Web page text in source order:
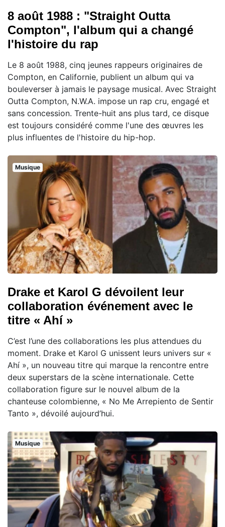
8 août 1988 : "Straight Outta
Compton", l'album qui a changé
l'histoire du rap
Le 8 août 1988, cinq jeunes rappeurs originaires de
Compton, en Californie, publient un album qui va
bouleverser à jamais le paysage musical. Avec Straight
Outta Compton, N.W.A. impose un rap cru, engagé et
sans concession. Trente-huit ans plus tard, ce disque
est toujours considéré comme l'une des œuvres les
plus influentes de l'histoire du hip-hop.
Musique
Drake et Karol G dévoilent leur
collaboration événement avec le
titre « Ahí »
C’est l’une des collaborations les plus attendues du
moment. Drake et Karol G unissent leurs univers sur «
Ahí », un nouveau titre qui marque la rencontre entre
deux superstars de la scène internationale. Cette
collaboration figure sur le nouvel album de la
chanteuse colombienne, « No Me Arrepiento de Sentir
Tanto », dévoilé aujourd’hui.
Musique